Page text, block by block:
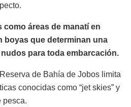
como áreas de manatí en
boyas que determinan una
para toda embarcación.
de Bahía de Jobos limita
conocidas como “jet skies” y
pesca.